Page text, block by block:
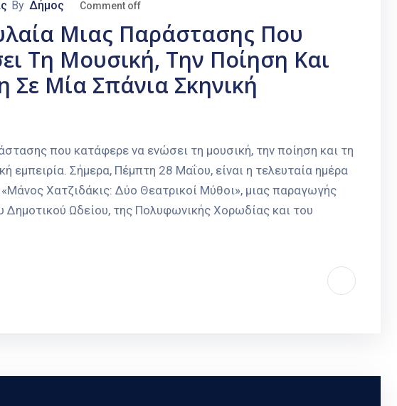
By Δήμος Comment off
Μιας Παράστασης Που
Τη Μουσική, Την Ποίηση Και
Μία Σπάνια Σκηνική
που κατάφερε να ενώσει τη μουσική, την ποίηση και τη
εμπειρία. Σήμερα, Πέμπτη 28 Μαΐου, είναι η τελευταία ημέρα
Χατζιδάκις: Δύο Θεατρικοί Μύθοι», μιας παραγωγής
Ωδείου, της Πολυφωνικής Χορωδίας και του